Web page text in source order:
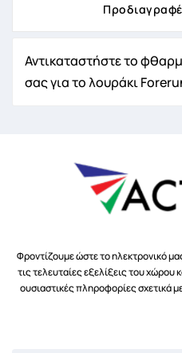
Αντικαταστήστε το
σας για το λουράκι
Φροντίζουμε ώστε το ηλεκτρονικό
τις τελευταίες εξελίξεις του χώρου
ουσιαστικές πληροφορίες σχετικά